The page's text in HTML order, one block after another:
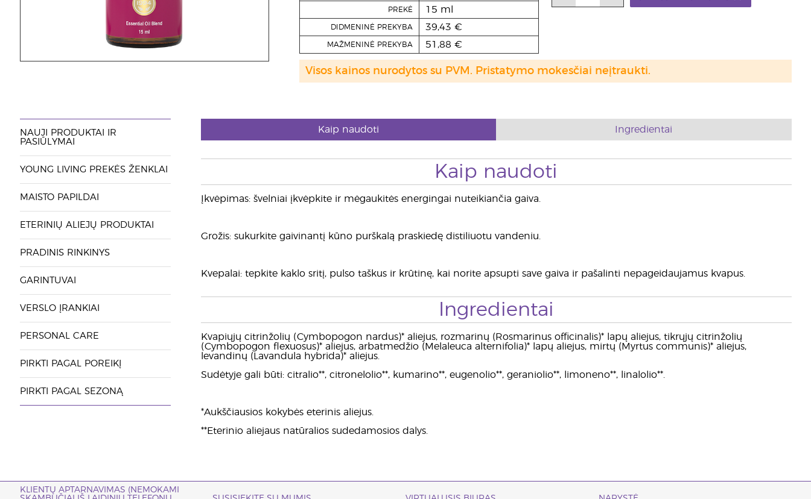
PREKĖ 15 ml
DIDMENINĖ PREKYBA 39,43 €
MAŽMENINĖ PREKYBA 51,88 €
Visos kainos nurodytos su PVM. Pristatymo mokesčiai neįtraukti.
NAUJI PRODUKTAI IR
PASIŪLYMAI
YOUNG LIVING PREKĖS ŽENKLAI
MAISTO PAPILDAI
ETERINIŲ ALIEJŲ PRODUKTAI
PRADINIS RINKINYS
GARINTUVAI
VERSLO ĮRANKIAI
PERSONAL CARE
PIRKTI PAGAL POREIKĮ
PIRKTI PAGAL SEZONĄ
Kaip naudoti Ingredientai
Kaip naudoti
Įkvėpimas: švelniai įkvėpkite ir mėgaukitės energingai nuteikiančia gaiva.
Grožis: sukurkite gaivinantį kūno purškalą praskiedę distiliuotu vandeniu.
Kvepalai: tepkite kaklo sritį, pulso taškus ir krūtinę, kai norite apsupti save gaiva ir pašalinti nepageidaujamus kvapus.
Ingredientai
Kvapiųjų citrinžolių (Cymbopogon nardus)* aliejus, rozmarinų (Rosmarinus officinalis)* lapų aliejus, tikrųjų citrinžolių
(Cymbopogon flexuosus)* aliejus, arbatmedžio (Melaleuca alternifolia)* lapų aliejus, mirtų (Myrtus communis)* aliejus,
levandinų (Lavandula hybrida)* aliejus.
Sudėtyje gali būti: citralio**, citronelolio**, kumarino**, eugenolio**, geraniolio**, limoneno**, linalolio**.
*Aukščiausios kokybės eterinis aliejus.
**Eterinio aliejaus natūralios sudedamosios dalys.
KLIENTŲ APTARNAVIMAS (NEMOKAMI